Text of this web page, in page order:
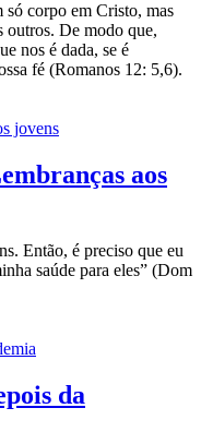
só corpo em Cristo, mas
outros. De modo que,
nos é dada, se é
fé (Romanos 12: 5,6).
aos
Então, é preciso que eu
saúde para eles” (Dom
da